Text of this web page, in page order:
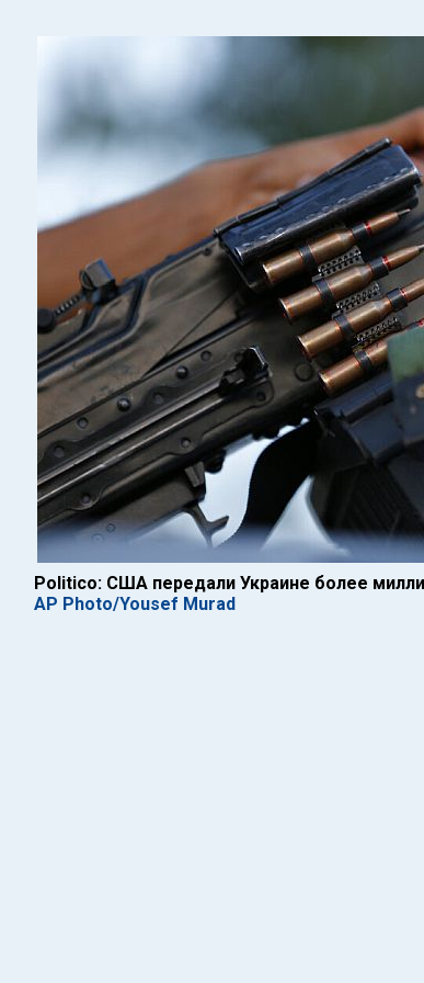
Politico: США передали Украине более
AP Photo/Yousef Murad